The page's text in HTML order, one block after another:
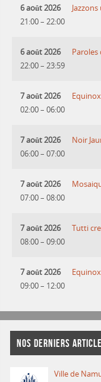
6 août 2026
21:00– 22:00
6 août 2026
22:00– 23:59
Paroles
7 août 2026
02:00– 06:00
7 août 2026
06:00– 07:00
Noir
7 août 2026
07:00– 08:00
7 août 2026
08:00– 09:00
Tutti
7 août 2026
09:00– 12:00
NOS DERNIERS
Ville de